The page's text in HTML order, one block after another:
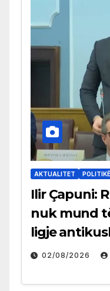
AKTUALITET POLITIKË
Ilir Çapuni:
nuk mund
ligje
02/08/2026